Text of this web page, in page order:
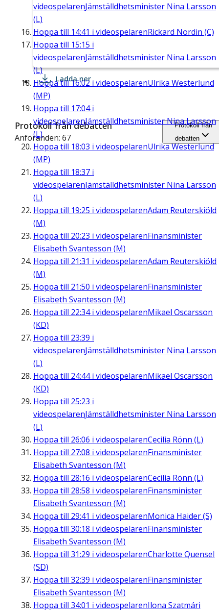
videospelarenJämställdhetsminister Nina Larsson
(L)
Hoppa till 14:41 i videospelarenRickard Nordin (C)
Hoppa till 15:15 i
videospelarenJämställdhetsminister Nina Larsson
(L)
Hoppa till16:02 i videospelarenUlrika Westerlund
(MP)
Hoppa till 17:04i
videospelarenJämställdhetsminister Nina Larsson
(L)
Hoppa till 18:03 i videospelarenUlrika Westerlund
(MP)
Hoppa till 18:37 i
videospelarenJämställdhetsminister Nina Larsson
(L)
Hoppa till 19:25 i videospelarenAdam Reuterskiöld
(M)
Hoppa till 20:23 i videospelarenFinansminister
Elisabeth Svantesson (M)
Hoppa till 21:31 i videospelarenAdam Reuterskiöld
(M)
Hoppa till 21:50 i videospelarenFinansminister
Elisabeth Svantesson (M)
Hoppa till 22:34i videospelarenMikael Oscarsson
(KD)
Hoppa till 23:39 i
videospelarenJämställdhetsminister Nina Larsson
(L)
Hoppa till 24:44i videospelarenMikael Oscarsson
(KD)
Hoppa till 25:23 i
videospelarenJämställdhetsminister Nina Larsson
(L)
Hoppa till 26:06 i videospelarenCecilia Rönn (L)
Hoppa till 27:08 i videospelarenFinansminister
Elisabeth Svantesson (M)
Hoppa till 28:16 i videospelarenCecilia Rönn (L)
Hoppa till 28:58 i videospelarenFinansminister
Elisabeth Svantesson (M)
Hoppa till 29:41 i videospelarenMonica Haider (S)
Hoppa till 30:18 i videospelarenFinansminister
Elisabeth Svantesson (M)
Hoppa till 31:29 i videospelarenCharlotte Quensel
(SD)
Hoppa till 32:39 i videospelarenFinansminister
Elisabeth Svantesson (M)
Hoppa till 34:01 i videospelarenIlona Szatmári
Ladda ner
Protokoll från debatten
Anföranden: 67
Protokoll från
debatten